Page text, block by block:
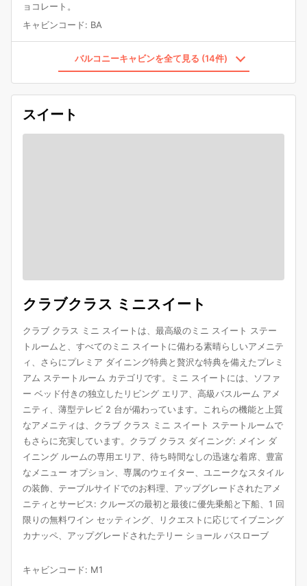
ョコレート。
キャビンコード: BA
バルコニーキャビンを全て見る (14件)
スイート
クラブクラス ミニスイート
クラブ クラス ミニ スイートは、最高級のミニ スイート ステー
トルームと、すべてのミニ スイートに備わる素晴らしいアメニテ
ィ、さらにプレミア ダイニング特典と贅沢な特典を備えたプレミ
アム ステートルーム カテゴリです。ミニ スイートには、ソファ
ー ベッド付きの独立したリビング エリア、高級バスルーム アメ
ニティ、薄型テレビ 2 台が備わっています。これらの機能と上質
なアメニティは、クラブ クラス ミニ スイート ステートルームで
もさらに充実しています。クラブ クラス ダイニング: メイン ダ
イニング ルームの専用エリア、待ち時間なしの迅速な着席、豊富
なメニュー オプション、専属のウェイター、ユニークなスタイル
の装飾、テーブルサイドでのお料理、アップグレードされたアメ
ニティとサービス: クルーズの最初と最後に優先乗船と下船、1 回
限りの無料ワイン セッティング、リクエストに応じてイブニング
カナッペ、アップグレードされたテリー ショール バスローブ
キャビンコード: M1